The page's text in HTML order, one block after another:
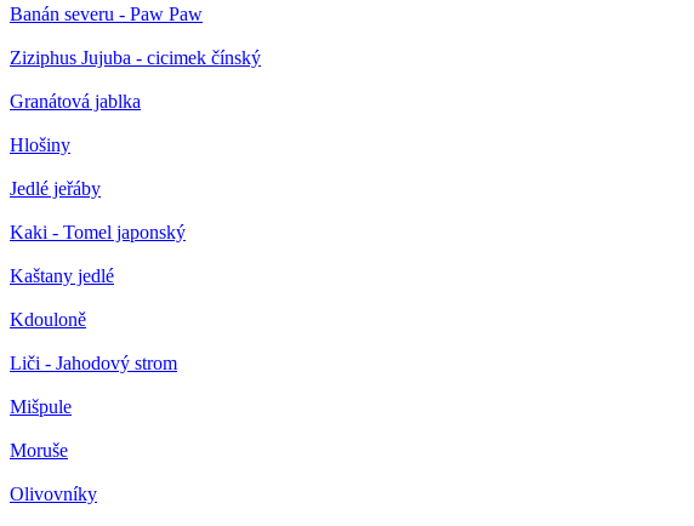
Banán severu - Paw Paw
Ziziphus Jujuba - cicimek čínský
Granátová jablka
Hlošiny
Jedlé jeřáby
Kaki - Tomel japonský
Kaštany jedlé
Kdouloně
Liči - Jahodový strom
Mišpule
Moruše
Olivovníky